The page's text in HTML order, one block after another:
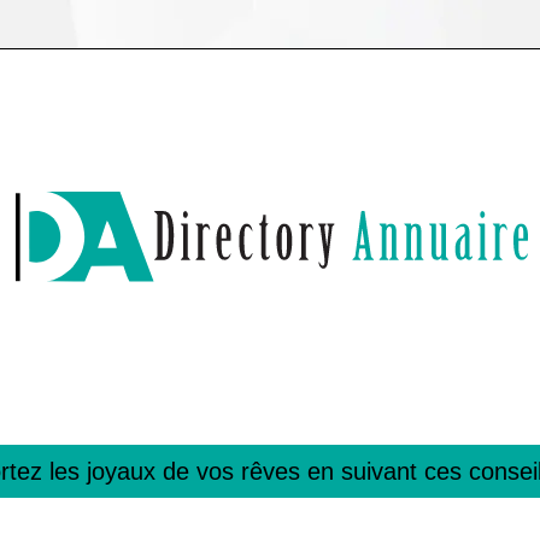
les joyaux de vos rêves en suivant ces